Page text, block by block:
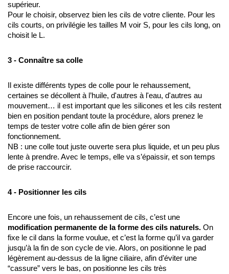
supérieur.
Pour le choisir, observez bien les cils de votre cliente. Pour les
cils courts, on privilégie les tailles M voir S, pour les cils long, on
choisit le L.
3 - Connaître sa colle
Il existe différents types de colle pour le rehaussement,
certaines se décollent à l’huile, d'autres à l'eau, d'autres au
mouvement… il est important que les silicones et les cils restent
bien en position pendant toute la procédure, alors prenez le
temps de tester votre colle afin de bien gérer son
fonctionnement.
NB : une colle tout juste ouverte sera plus liquide, et un peu plus
lente à prendre. Avec le temps, elle va s’épaissir, et son temps
de prise raccourcir.
4 - Positionner les cils
modification permanente de la forme des cils naturels. On
fixe le cil dans la forme voulue, et c’est la forme qu’il va garder
jusqu’à la fin de son cycle de vie. Alors, on positionne le pad
légèrement au-dessus de la ligne ciliaire, afin d’éviter une
“cassure” vers le bas, on positionne les cils très